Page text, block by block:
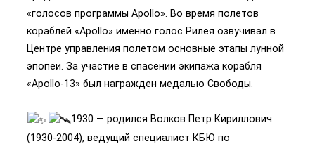
«голосов программы Apollo». Во время полетов
кораблей «Apollo» именно голос Рилея озвучивал в
Центре управления полетом основные этапы лунной
эпопеи. За участие в спасении экипажа корабля
«Apollo-13» был награжден медалью Свободы.
1930 — родился Волков Петр Кириллович
(1930-2004), ведущий специалист КБЮ по